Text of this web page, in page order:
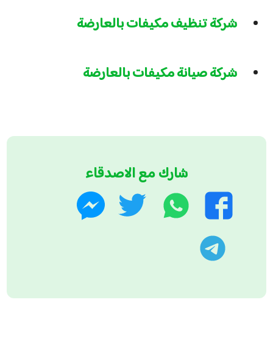
شركة تنظيف مكيفات بالعارضة
شركة صيانة مكيفات بالعارضة
شارك مع الاصدقاء
فيسبوك
واتساب تويتر